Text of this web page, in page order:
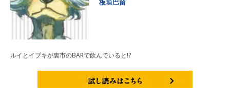
板垣巴留
ルイとイブキが裏市のBARで飲んでいると!?